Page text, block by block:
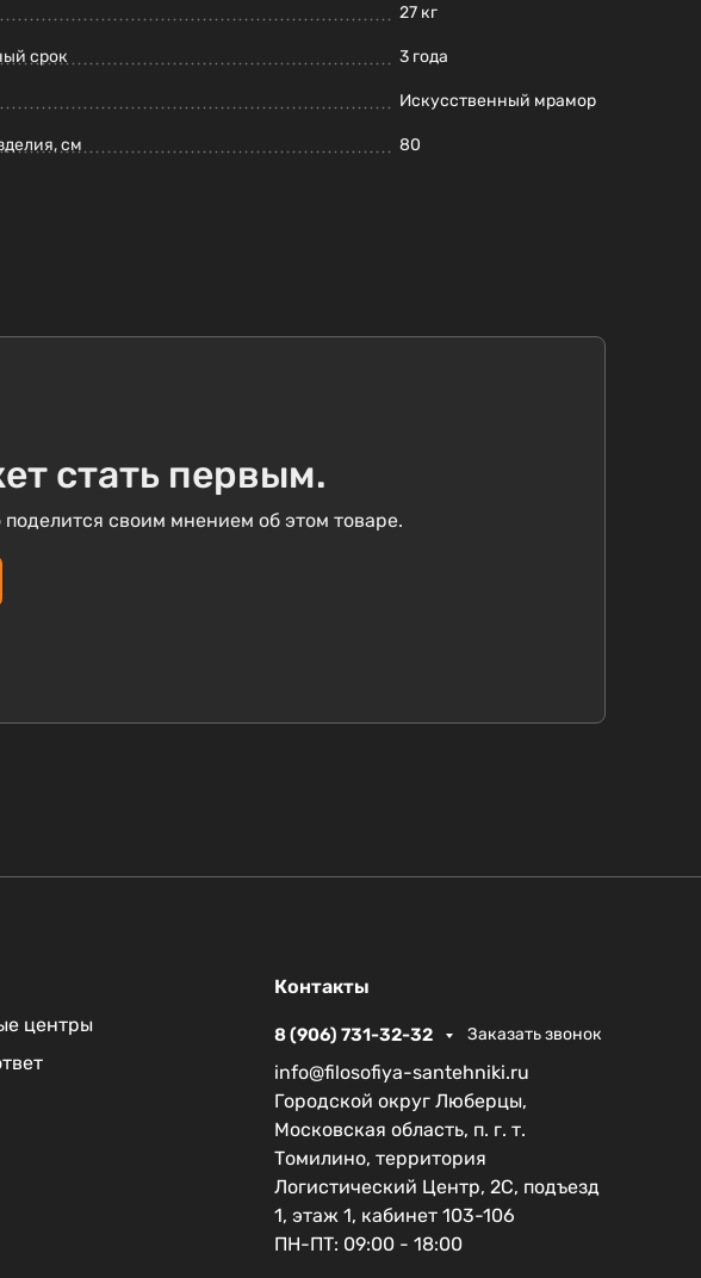
27 кг
срок 3 года
Искусственный мрамор
см 80
стать первым.
своим мнением об этом товаре.
центры
Контакты
8 (906) 731-32-32 Заказать звонок
info@filosofiya-santehniki.ru
Городской округ Люберцы,
Московская область, п. г. т.
Томилино, территория
Логистический Центр, 2С, подъезд
1, этаж 1, кабинет 103-106
ПН-ПТ: 09:00 - 18:00